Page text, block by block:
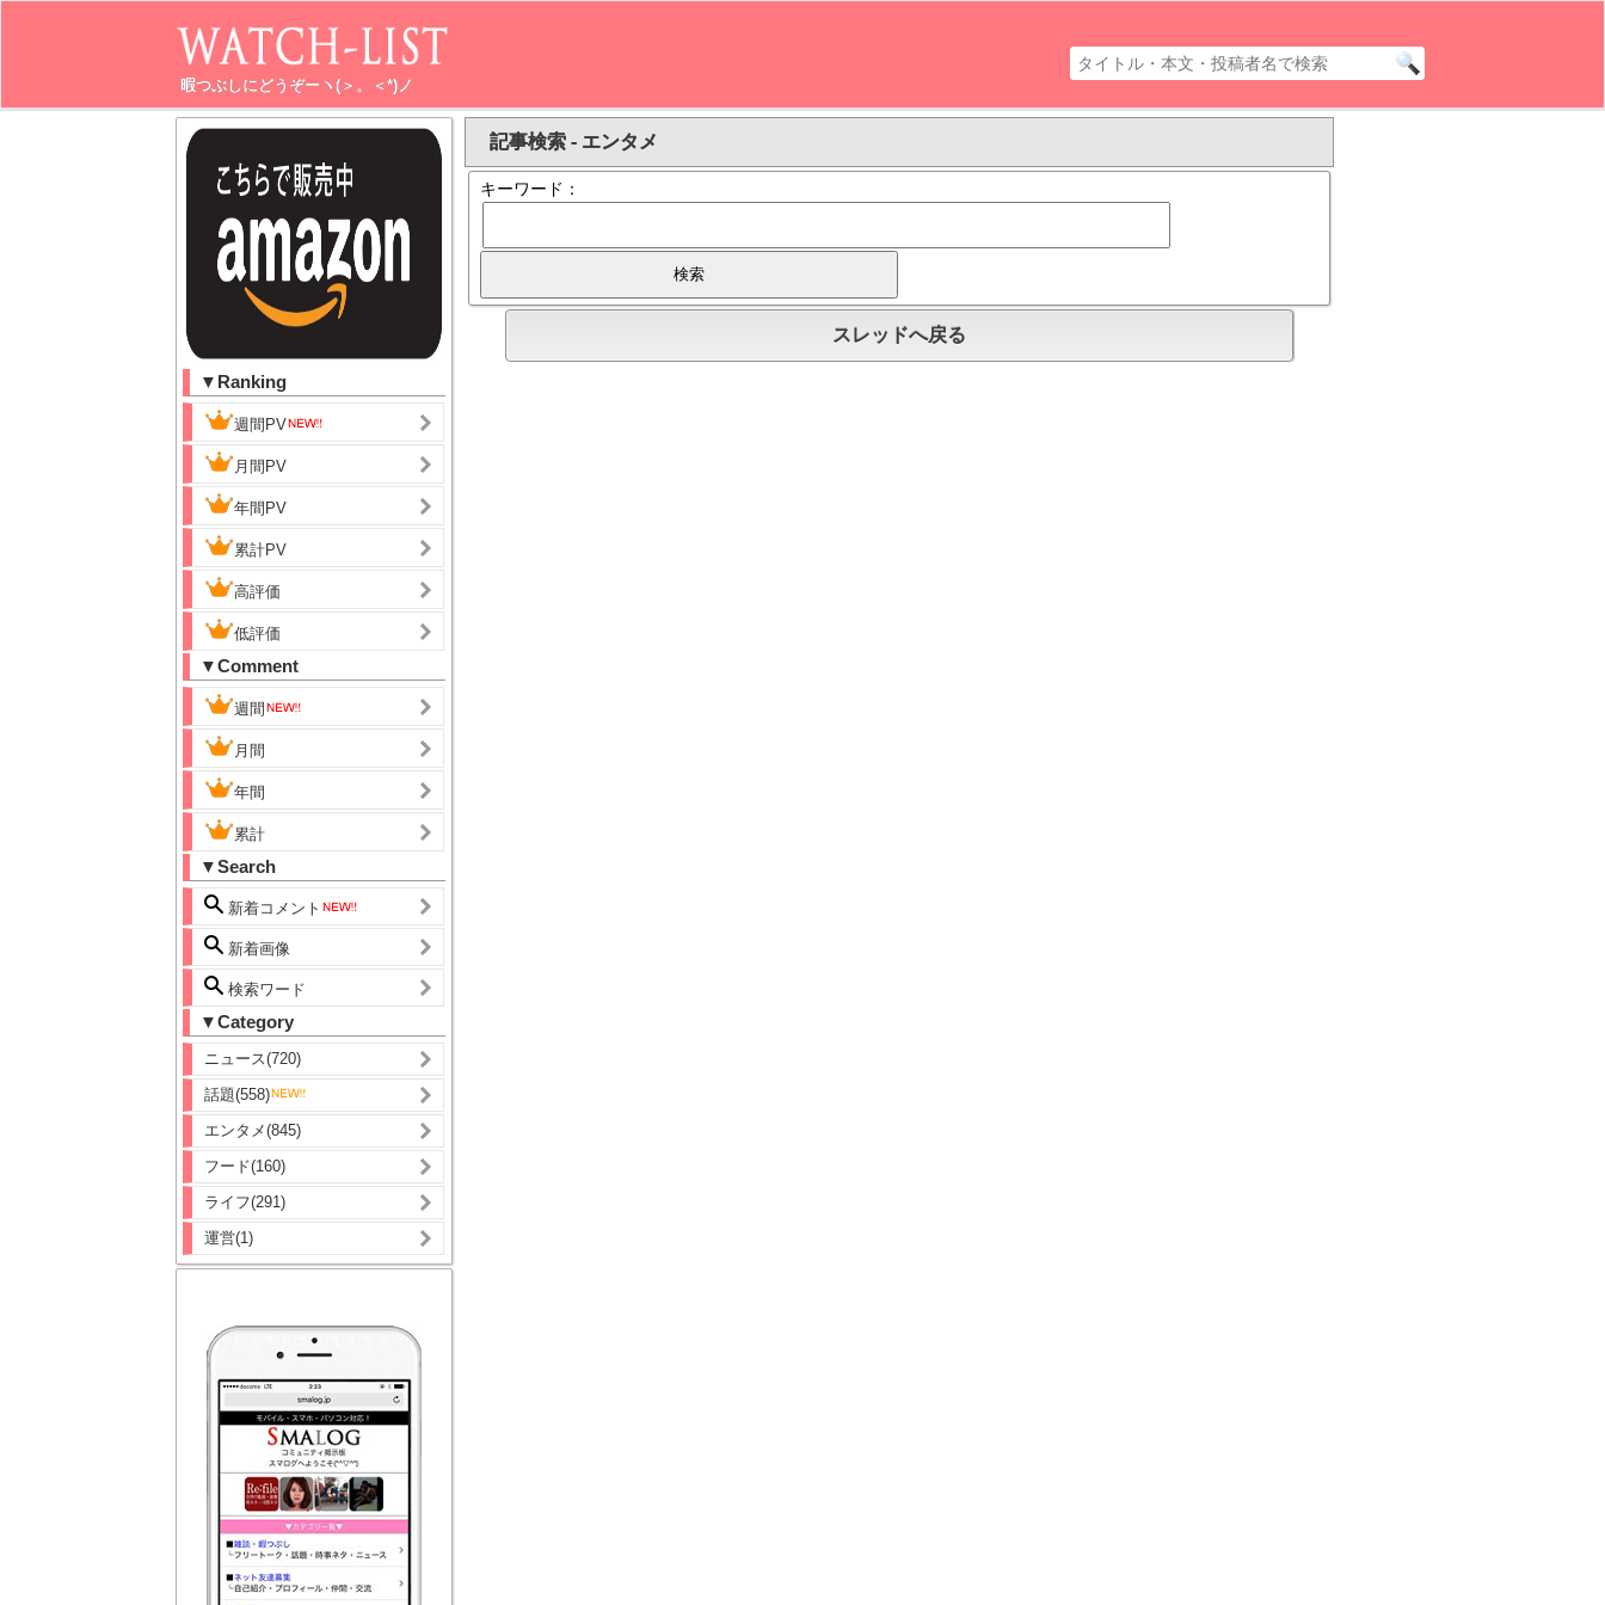
暇つぶしにどうぞーヽ(＞。＜*)ノ
▼Ranking
週間PV
月間PV
年間PV
累計PV
高評価
低評価
▼Comment
週間
月間
年間
累計
▼Search
新着コメント
新着画像
検索ワード
▼Category
ニュース(720)
話題(558)
エンタメ(845)
フード(160)
ライフ(291)
運営(1)
記事検索 - エンタメ
キーワード：
スレッドへ戻る